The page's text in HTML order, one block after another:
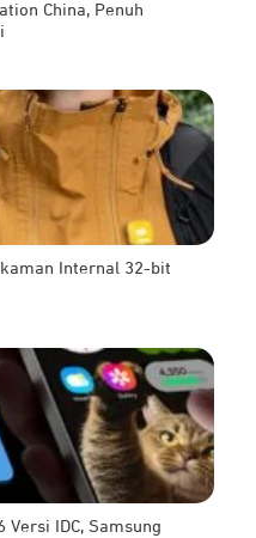
China, Penuh
Internal 32-bit
IDC, Samsung